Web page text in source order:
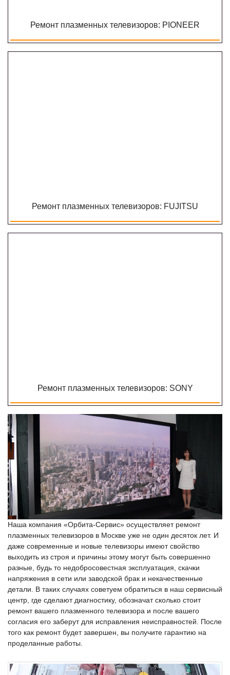
Ремонт плазменных телевизоров: PIONEER
Ремонт плазменных телевизоров: FUJITSU
Ремонт плазменных телевизоров: SONY
Наша компания «Орбита-Сервис» осуществляет ремонт
плазменных телевизоров в Москве уже не один десяток лет. И
даже современные и новые телевизоры имеют свойство
выходить из строя и причины этому могут быть совершенно
разные, будь то недобросовестная эксплуатация, скачки
напряжения в сети или заводской брак и некачественные
детали. В таких случаях советуем обратиться в наш сервисный
центр, где сделают диагностику, обозначат сколько стоит
ремонт вашего плазменного телевизора и после вашего
согласия его заберут для исправления неисправностей. После
того как ремонт будет завершен, вы получите гарантию на
проделанные работы.